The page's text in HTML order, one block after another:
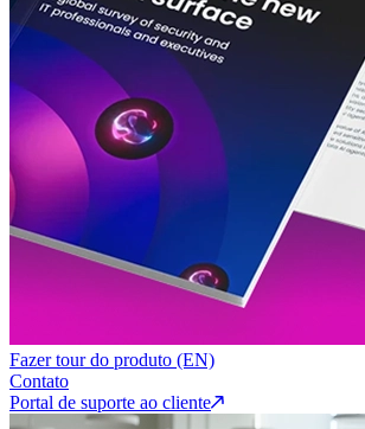
Fazer tour do produto (EN)
Contato
Portal de suporte ao cliente